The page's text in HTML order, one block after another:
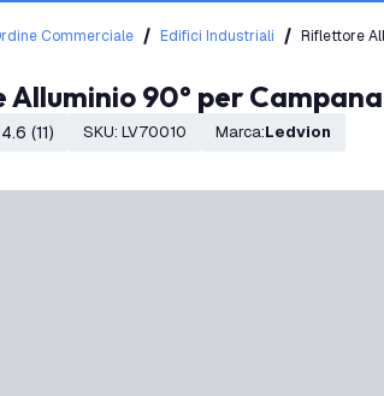
Commerciale Edifici Industriali Riflettore
Alluminio 90° per
4.6 (11) SKU: LV70010 Marca: Ledvion